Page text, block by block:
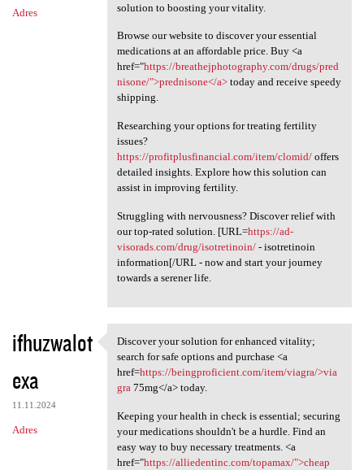
Adres
solution to boosting your vitality.
Browse our website to discover your essential
medications at an affordable price. Buy <a
href="https://breathejphotography.com/drugs/pred
nisone/">prednisone</a>today and receive speedy
shipping.
Researching your options for treating fertility
issues?
https://profitplusfinancial.com/item/clomid/offers
detailed insights. Explore how this solution can
assist in improving fertility.
Struggling with nervousness? Discover relief with
our top-rated solution. [URL=https://ad-
visorads.com/drug/isotretinoin/- isotretinoin
information[/URL - now and start your journey
towards a serener life.
ifhuzwalot
exa
11.11.2024
Adres
Discover your solution for
Discover your solution for enhanced vitality;
search for safe options and purchase <a
href=https://beingproficient.com/item/viagra/>via
gra75mg</a> today.
Keeping your health in check is essential; securing
your medications shouldn't be a hurdle. Find an
easy way to buy necessary treatments. <a
href="https://alliedentinc.com/topamax/">cheap